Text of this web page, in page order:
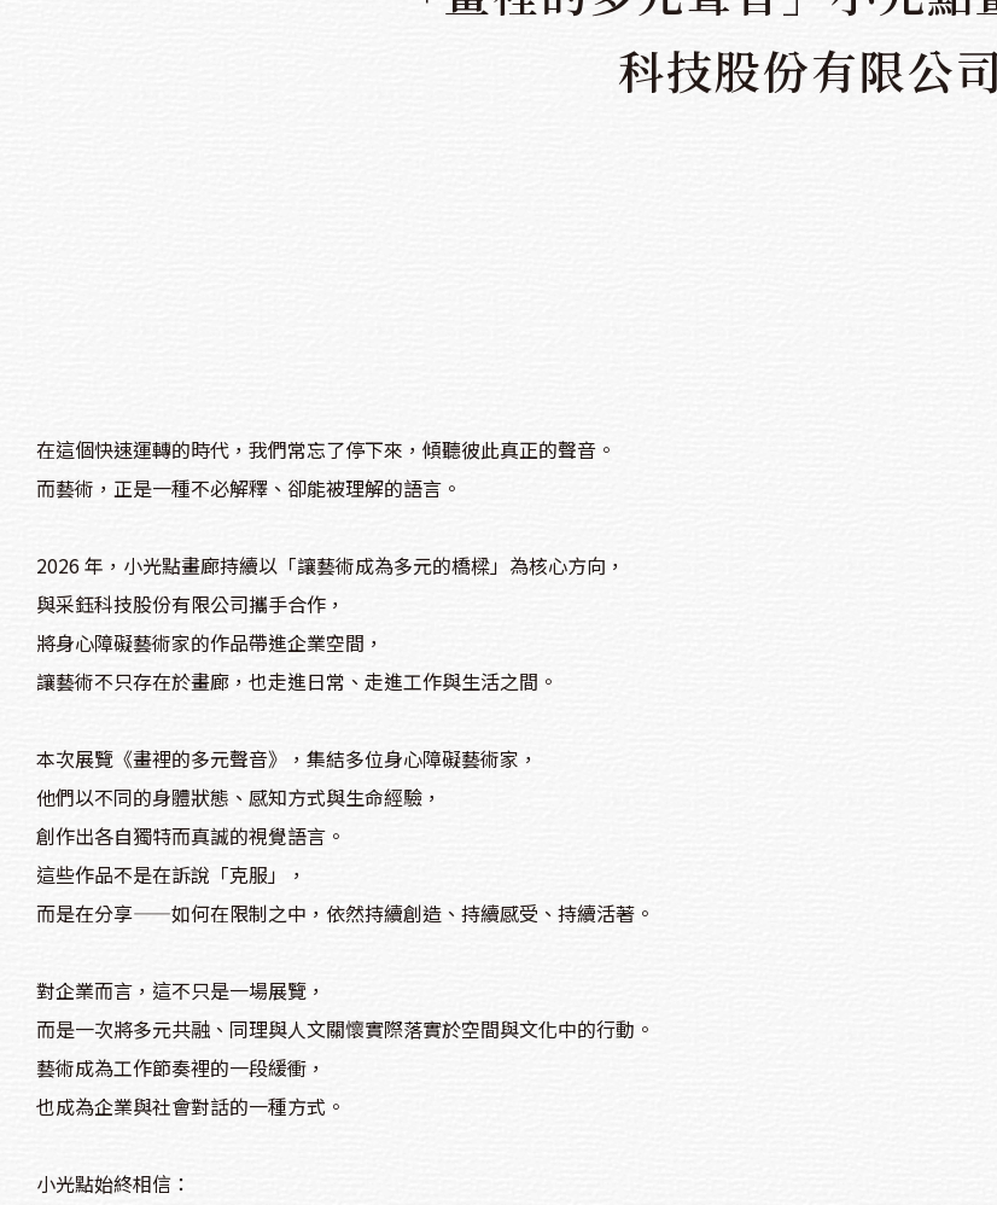
科技股份有限公
在這個快速運轉的時代，我們常忘了停下來，傾聽彼此真正的聲音。
而藝術，正是一種不必解釋、卻能被理解的語言。
2026 年，小光點畫廊持續以「讓藝術成為多元的橋樑」為核心方向，
與采鈺科技股份有限公司攜手合作，
將身心障礙藝術家的作品帶進企業空間，
讓藝術不只存在於畫廊，也走進日常、走進工作與生活之間。
本次展覽《畫裡的多元聲音》，集結多位身心障礙藝術家，
他們以不同的身體狀態、感知方式與生命經驗，
創作出各自獨特而真誠的視覺語言。
這些作品不是在訴說「克服」，
而是在分享——如何在限制之中，依然持續創造、持續感受、持續活著。
對企業而言，這不只是一場展覽，
而是一次將多元共融、同理與人文關懷實際落實於空間與文化中的行動。
藝術成為工作節奏裡的一段緩衝，
也成為企業與社會對話的一種方式。
小光點始終相信：